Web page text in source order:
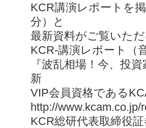
KCR講演レポートを
分）と
最新資料がご覧いた
KCR-講演レポート（
『波乱相場！今、投
新
VIP会員資格である
http://www.kcam.co.jp/
KCR総研代表取締役